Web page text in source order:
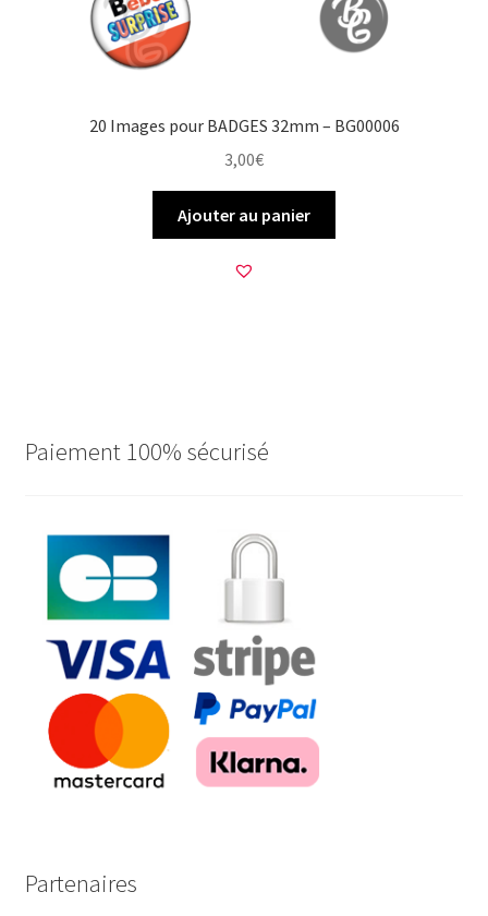
20 Images pour BADGES 32mm – BG00006
3,00€
Ajouter au panier
Paiement 100% sécurisé
Partenaires